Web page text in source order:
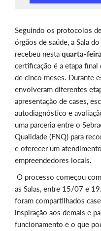
Seguindo os protocolos
órgãos de saúde, a Sala
recebeu nesta quarta-
certificação é a etapa
de cinco meses. Durante
envolveram diferentes
apresentação de cases,
autodiagnóstico e
uma parceria entre o
Qualidade (FNQ) para
e oferecer um
empreendedores locais.
O processo começou
as Salas, entre 15/07 e
foram compartilhados
inspiração aos demais e
funcionamento e o que